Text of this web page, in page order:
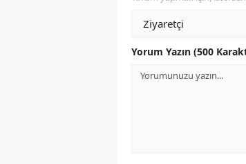
Yorum Yazın (500